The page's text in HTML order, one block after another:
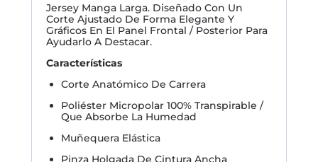
Jersey Manga Larga. Diseñado Con Un
Corte Ajustado De Forma Elegante Y
Gráficos En El Panel Frontal / Posterior Para
Ayudarlo A Destacar.
Características
Corte Anatómico De Carrera
Poliéster Micropolar 100% Transpirable /
Que Absorbe La Humedad
Muñequera Elástica
Pinza Holgada De Cintura Ancha